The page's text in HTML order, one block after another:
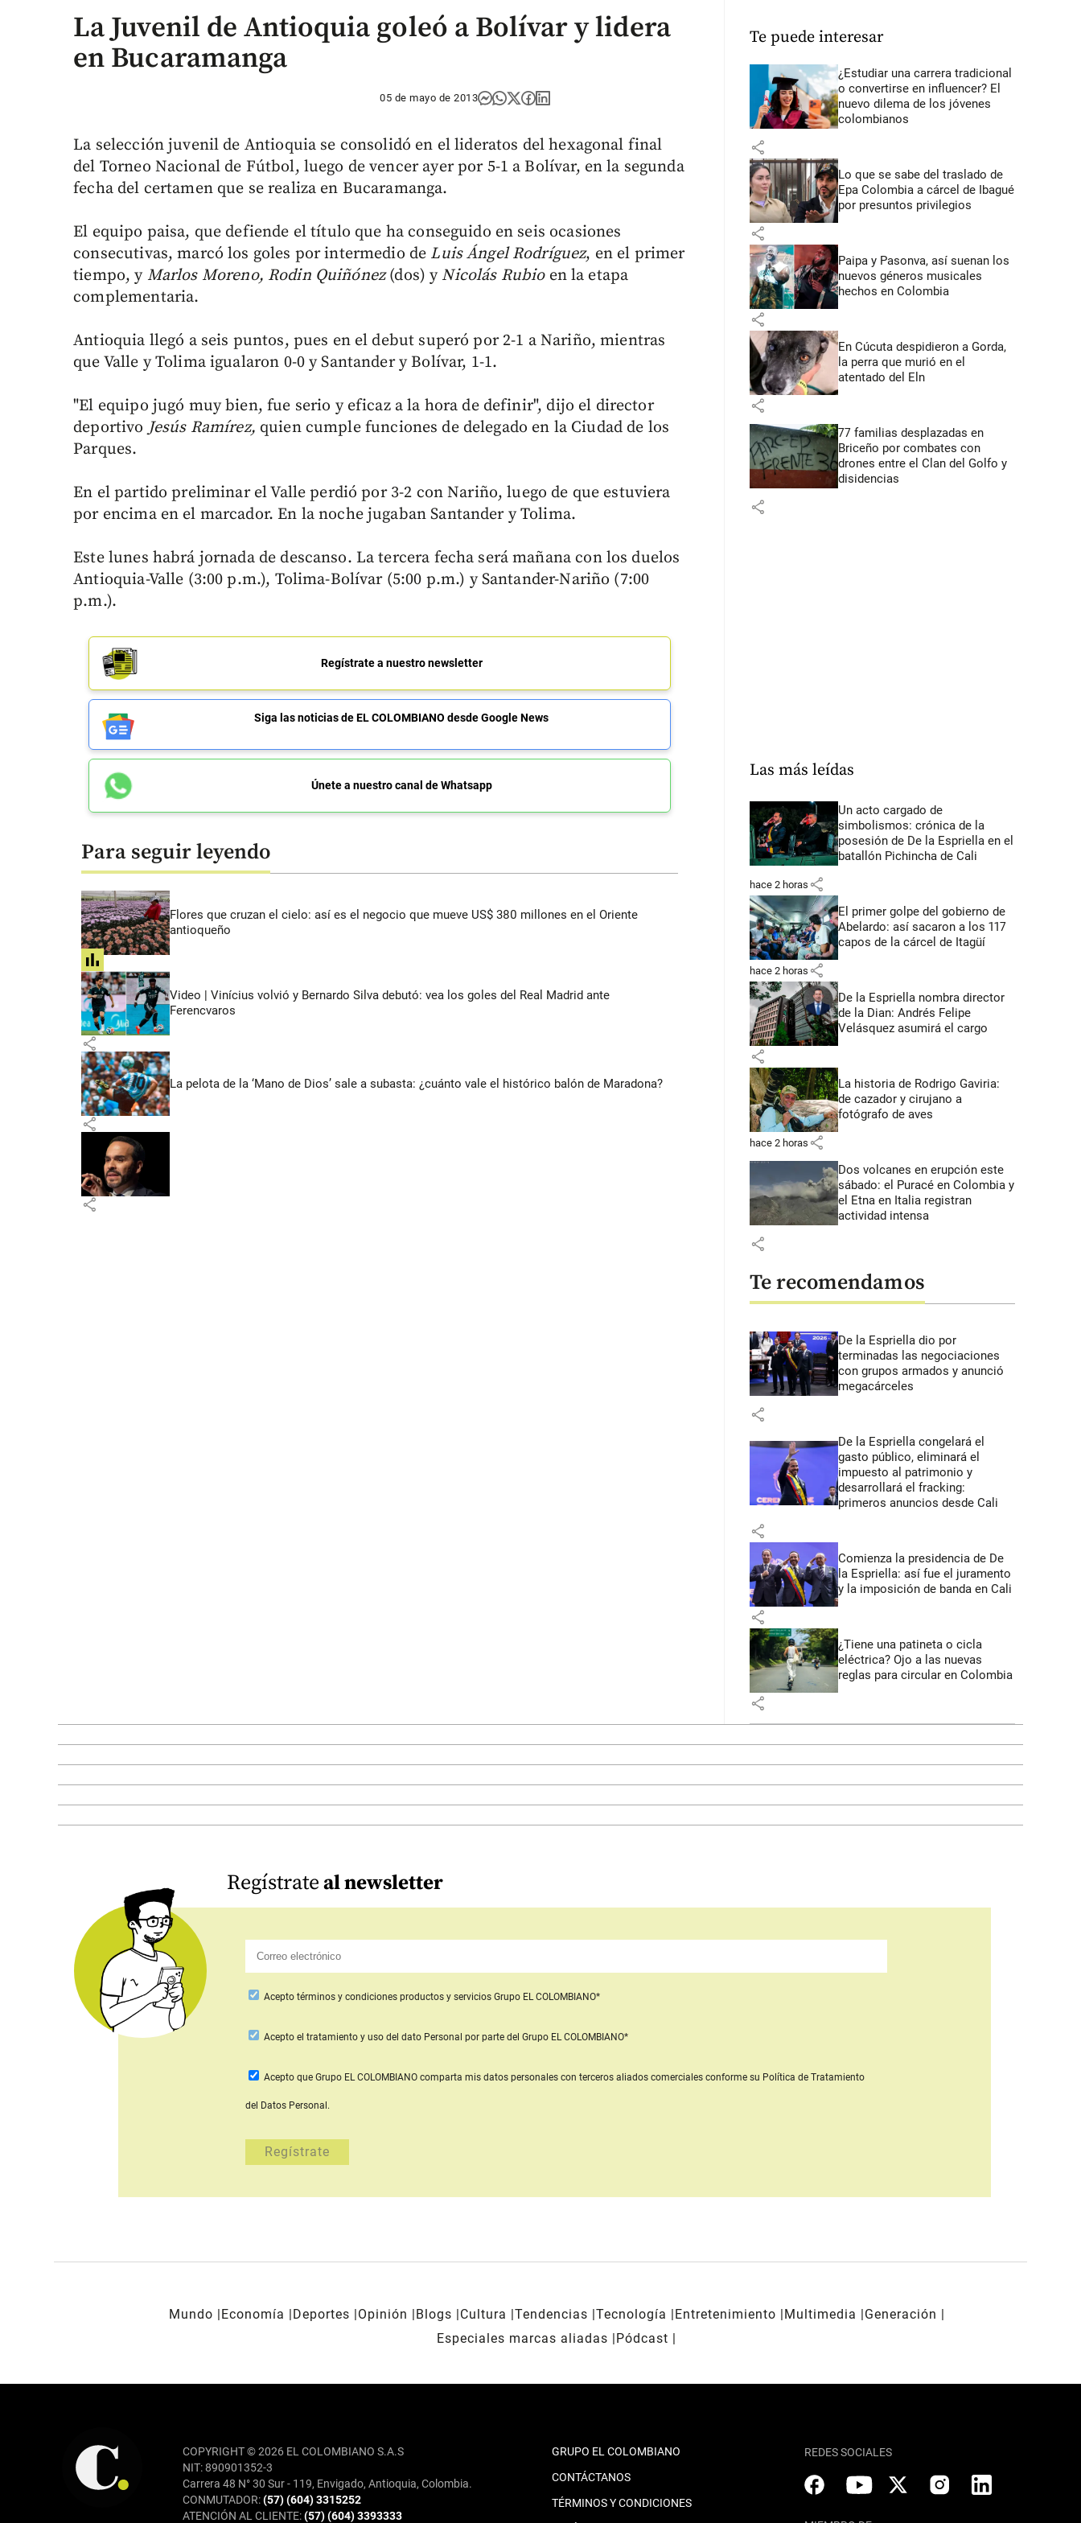
La Juvenil de Antioquia goleó a Bolívar y lidera
en Bucaramanga
05 de mayo de 2013
La selección juvenil de Antioquia se consolidó en el lideratos del hexagonal final
del Torneo Nacional de Fútbol, luego de vencer ayer por 5-1 a Bolívar, en la segunda
fecha del certamen que se realiza en Bucaramanga.
El equipo paisa, que defiende el título que ha conseguido en seis ocasiones
consecutivas, marcó los goles por intermedio de Luis Ángel Rodríguez, en el primer
tiempo, y Marlos Moreno, Rodin Quiñónez(dos) y Nicolás Rubioen la etapa
complementaria.
Antioquia llegó a seis puntos, pues en el debut superó por 2-1 a Nariño, mientras
que Valle y Tolima igualaron 0-0 y Santander y Bolívar, 1-1.
"El equipo jugó muy bien, fue serio y eficaz a la hora de definir", dijo el director
deportivoJesús Ramírez, quien cumple funciones de delegado en la Ciudad de los
Parques.
En el partido preliminar el Valle perdió por 3-2 con Nariño, luego de que estuviera
por encima en el marcador. En la noche jugaban Santander y Tolima.
Este lunes habrá jornada de descanso. La tercera fecha será mañana con los duelos
Antioquia-Valle (3:00 p.m.), Tolima-Bolívar (5:00 p.m.) y Santander-Nariño (7:00
p.m.).
Regístrate a nuestro newsletter
Siga las noticias de EL COLOMBIANO desde Google News
Únete a nuestro canal de Whatsapp
Para seguir leyendo
Flores que cruzan el cielo: así es el negocio que mueve US$ 380 millones en el Oriente
antioqueño
share
Video | Vinícius volvió y Bernardo Silva debutó: vea los goles del Real Madrid ante
Ferencvaros
share
La pelota de la ‘Mano de Dios’ sale a subasta: ¿cuánto vale el histórico balón de Maradona?
share
share
Te puede interesar
¿Estudiar una carrera tradicional
o convertirse en influencer? El
nuevo dilema de los jóvenes
colombianos
share
Lo que se sabe del traslado de
Epa Colombia a cárcel de Ibagué
por presuntos privilegios
share
Paipa y Pasonva, así suenan los
nuevos géneros musicales
hechos en Colombia
share
En Cúcuta despidieron a Gorda,
la perra que murió en el
atentado del Eln
share
77 familias desplazadas en
Briceño por combates con
drones entre el Clan del Golfo y
disidencias
share
Las más leídas
Un acto cargado de
simbolismos: crónica de la
posesión de De la Espriella en el
batallón Pichincha de Cali
hace 2 horas share
El primer golpe del gobierno de
Abelardo: así sacaron a los 117
capos de la cárcel de Itagüí
hace 2 horas share
De la Espriella nombra director
de la Dian: Andrés Felipe
Velásquez asumirá el cargo
share
La historia de Rodrigo Gaviria:
de cazador y cirujano a
fotógrafo de aves
hace 2 horas share
Dos volcanes en erupción este
sábado: el Puracé en Colombia y
el Etna en Italia registran
actividad intensa
share
Te recomendamos
De la Espriella dio por
terminadas las negociaciones
con grupos armados y anunció
megacárceles
share
De la Espriella congelará el
gasto público, eliminará el
impuesto al patrimonio y
desarrollará el fracking:
primeros anuncios desde Cali
share
Comienza la presidencia de De
la Espriella: así fue el juramento
y la imposición de banda en Cali
share
¿Tiene una patineta o cicla
eléctrica? Ojo a las nuevas
reglas para circular en Colombia
share
Regístrateal newsletter
Acepto términos y condiciones productos y servicios Grupo EL COLOMBIANO*
Aceptoel tratamiento y uso del dato Personal por parte del Grupo EL COLOMBIANO*
Acepto que Grupo EL COLOMBIANO comparta mis datos personales con terceros aliados comercialesconforme su Política de Tratamiento
del Datos Personal.
Mundo Economía Deportes Opinión Blogs Cultura Tendencias Tecnología Entretenimiento Multimedia
Generación
Especiales marcas aliadas
Pódcast
COPYRIGHT © 2026 EL COLOMBIANO S.A.S
NIT: 890901352-3
Carrera 48 N° 30 Sur - 119, Envigado, Antioquia, Colombia.
CONMUTADOR:(57) (604) 3315252
ATENCIÓN AL CLIENTE:(57) (604) 3393333
GRUPO EL COLOMBIANO
CONTÁCTANOS
TÉRMINOS Y CONDICIONES
REDES SOCIALES